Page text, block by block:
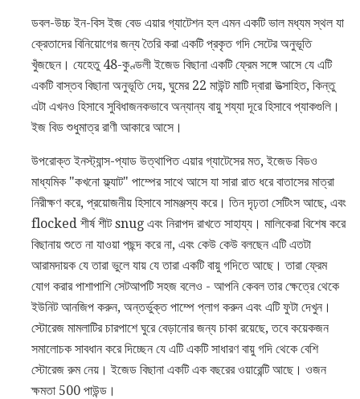
ডবল-উচ্চ ইন-বিস ইজ বেড এয়ার গ্যাটেশন হল এমন একটি ভাল মধ্যম স্থল যা
ক্রেতাদের বিনিয়োগের জন্য তৈরি করা একটি প্রকৃত গদি সেটের অনুভূতি
খুঁজছেন। যেহেতু 48-কুণ্ডলী ইজেড বিছানা একটি ফ্রেম সঙ্গে আসে যে এটি
একটি বাস্তব বিছানা অনুভূতি দেয়, ঘুমের 22 মাউন্ট মাটি দ্বারা উত্সাহিত, কিন্তু
এটা এখনও হিসাবে সুবিধাজনকভাবে অন্যান্য বায়ু শয্যা দূরে হিসাবে প্যাকগুলি।
ইজ বিড শুধুমাত্র রাণী আকারে আসে।
উপরোক্ত ইনস্ট্যান্স-প্যাড উত্থাপিত এয়ার গ্যাটেসের মত, ইজেড বিডও
মাধ্যমিক "কখনো ফ্ল্যাট" পাম্পের সাথে আসে যা সারা রাত ধরে বাতাসের মাত্রা
নিরীক্ষণ করে, প্রয়োজনীয় হিসাবে সামঞ্জস্য করে। তিন দৃঢ়তা সেটিংস আছে, এবং
flocked শীর্ষ শীট snug এবং নিরাপদ রাখতে সাহায্য। মালিকেরা বিশেষ করে
বিছানায় শুতে না যাওয়া পছন্দ করে না, এবং কেউ কেউ বলছেন এটি এতটা
আরামদায়ক যে তারা ভুলে যায় যে তারা একটি বায়ু গদিতে আছে। তারা ফ্রেম
যোগ করার পাশাপাশি সেটআপটি সহজ বলেও - আপনি কেবল তার ক্ষেত্রে থেকে
ইউনিট আনজিপ করুন, অন্তর্ভুক্ত পাম্পে প্লাগ করুন এবং এটি ফুটা দেখুন।
স্টোরেজ মামলাটির চারপাশে ঘুরে বেড়ানোর জন্য চাকা রয়েছে, তবে কয়েকজন
সমালোচক সাবধান করে দিচ্ছেন যে এটি একটি সাধারণ বায়ু গদি থেকে বেশি
স্টোরেজ রুম নেয়। ইজেড বিছানা একটি এক বছরের ওয়ারেন্টি আছে। ওজন
ক্ষমতা 500 পাউন্ড।